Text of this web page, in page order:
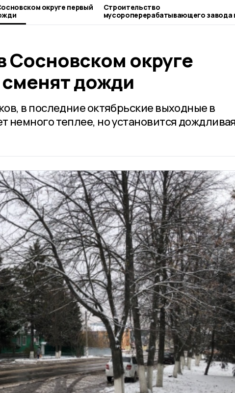
округе первый
Строительство
мусороперерабатывающего завода
Сосновском округе планируют
Сосновском округе
дожди
в последние октябрьские выходные в
немного теплее, но установится дождливая